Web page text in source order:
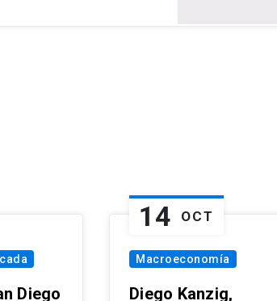
Diego
14 OCT
Macroeconomía
Diego Kanzig,